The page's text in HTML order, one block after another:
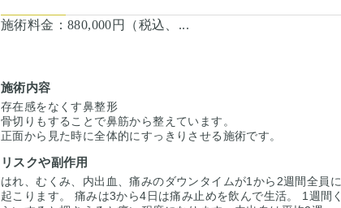
施術料金： 880,000円（税込、...
施術内容
存在感をなくす鼻整形
骨切りもすることで鼻筋から整えています。
正面から見た時に全体的にすっきりさせる施術です。
リスクや副作用
はれ、むくみ、内出血、痛みのダウンタイムが1から2週間全員に
起こります。 痛みは3から4日は痛み止めを飲んで生活。 1週間く